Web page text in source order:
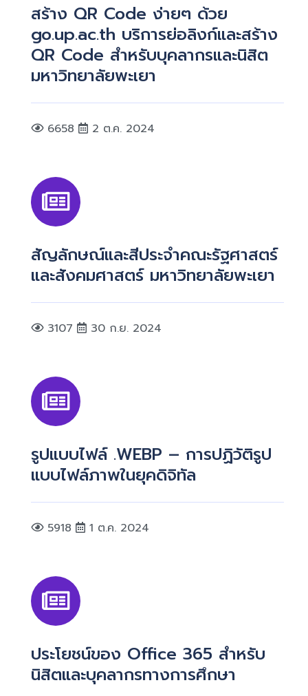
สร้าง QR Code ง่ายๆ ด้วย
go.up.ac.th บริการย่อลิงก์และสร้าง
QR Code สำหรับบุคลากรและนิสิต
มหาวิทยาลัยพะเยา
6658 2 ต.ค. 2024
สัญลักษณ์และสีประจำคณะรัฐศาสตร์
และสังคมศาสตร์ มหาวิทยาลัยพะเยา
3107 30 ก.ย. 2024
รูปแบบไฟล์ .WEBP – การปฏิวัติรูป
แบบไฟล์ภาพในยุคดิจิทัล
5918 1 ต.ค. 2024
ประโยชน์ของ Office 365 สำหรับ
นิสิตและบุคลากรทางการศึกษา